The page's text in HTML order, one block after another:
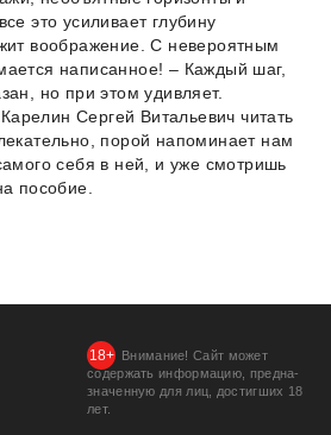
это усиливает глубину
воображение. С невероятным
написанное! – Каждый шаг,
но при этом удивляет.
Сергей Витальевич читать
порой напоминает нам
себя в ней, и уже смотришь
пособие.
Внимание! Сайт может
содержать информацию, предна­
значенную для лиц, дости­гших 18
лет.